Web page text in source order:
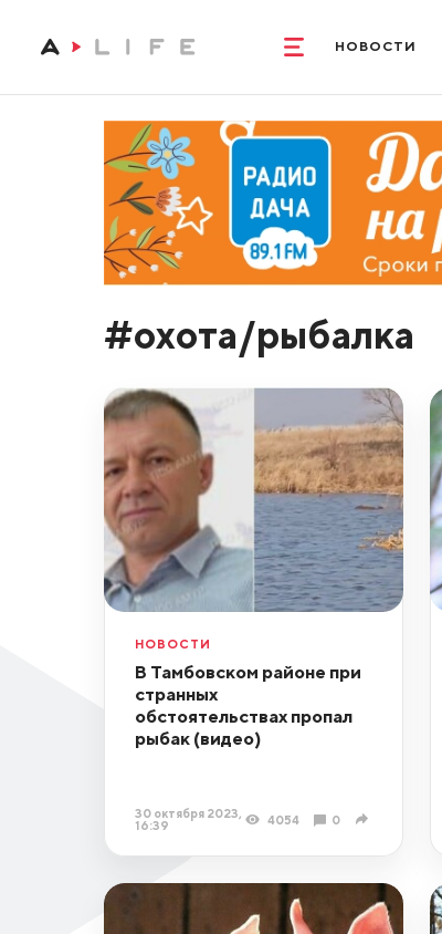
НОВОСТИ
#охота/рыбалка
НОВОСТИ
В Тамбовском районе при
странных
обстоятельствах пропал
рыбак (видео)
30 октября 2023,
16:39
4054 0